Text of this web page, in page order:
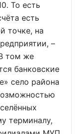
То есть
есть
точке, на
–
том же
банковские
село района
терминалу,